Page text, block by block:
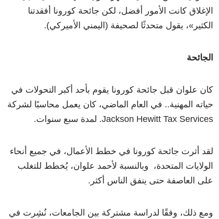
الإغلاق كانت الأمور أفضل، لكن جائحة كورونا أفقدتنا
الكثير»، يقول متحدثًا لصحيفة (اليمني الأميركي).
الجائحة
كان علوان قبل جائحة كورونا يقوم بأحد أكبر التحولات في
حياته المهنية.. في العام الماضي، كان يعمل محاسبًا لشركة
Jackson Hewitt Tax Services. لمدة سبع سنوات.
لقد أثرت جائحة كورونا في خطط الأعمال، في جميع أنحاء
الولايات المتحدة، وبالنسبة لأحمد علوان، يُخطط للتغلب
على العاصفة حتى ينفق الناس أكثر.
ومع ذلك، وفقًا لدراسة مشتركة بين الجامعات، نُشِرت في